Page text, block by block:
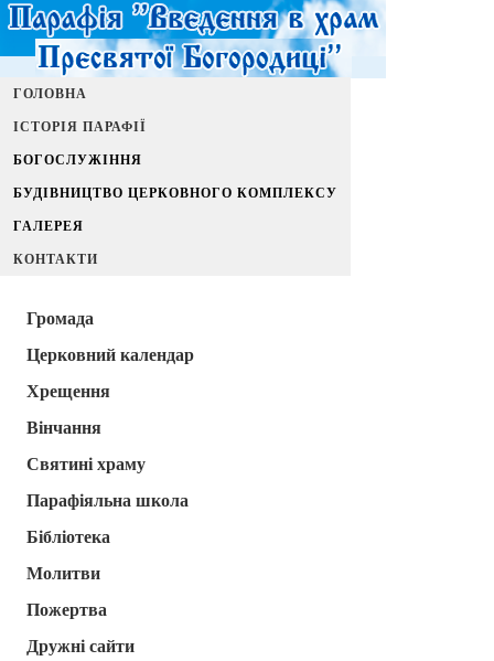
ГОЛОВНА
ІСТОРІЯ ПАРАФІЇ
БОГОСЛУЖІННЯ
БУДІВНИЦТВО ЦЕРКОВНОГО КОМПЛЕКСУ
ГАЛЕРЕЯ
КОНТАКТИ
Громада
Церковний календар
Хрещення
Вінчання
Святині храму
Парафіяльна школа
Бібліотека
Молитви
Пожертва
Дружні сайти